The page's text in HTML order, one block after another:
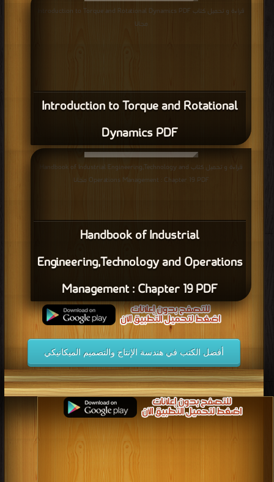
Introduction to Torque and Rotational
Dynamics PDF
قراءة و تحميل كتاب Introduction to Torque and Rotational Dynamics PDF
مجانا
Handbook of Industrial
Engineering,Technology and Operations
Management : Chapter 19 PDF
قراءة و تحميل كتاب Handbook of Industrial Engineering,Technology and
Operations Management : Chapter 19 PDF مجانا
أفضل الكتب في هندسة الإنتاج والتصميم الميكانيكي